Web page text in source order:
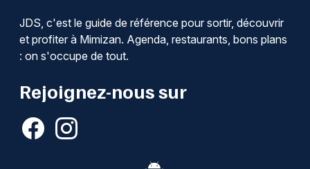
JDS, c'est le guide de référence pour sortir, découvrir
et profiter à Mimizan. Agenda, restaurants, bons plans
: on s'occupe de tout.
Rejoignez-nous sur